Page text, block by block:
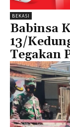
BEKASI
Babinsa
13/
Tegakan